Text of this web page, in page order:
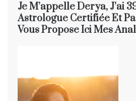
Je M’appelle Derya, J’ai
Astrologue Certifiée Et
Vous Propose Ici Mes